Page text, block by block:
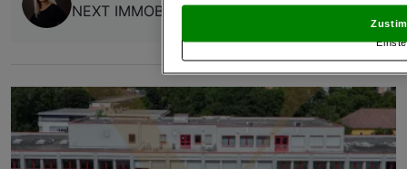
NEXT IMMOBILIEN GMBH
und Widerspruch gegen die Verarbeitung auf der
„Cookie Einstellungen“, die sich auf jeder Seite
Wir und unsere Partner
Verwendung genauer Standortdaten.
Zugriff auf Informationen auf einem Endgerät.
und der Performance von Inhalten,